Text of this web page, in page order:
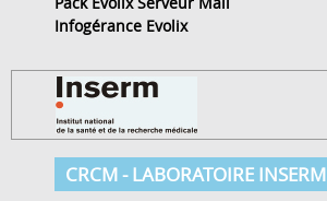
Infogérance Evolix
CRCM - LABORATOIRE INSERM